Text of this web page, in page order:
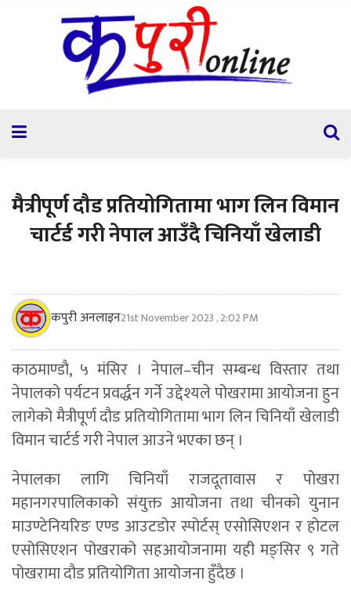
मैत्रीपूर्ण दौड प्रतियोगितामा भाग लिन विमान
चार्टर्ड गरी नेपाल आउँदै चिनियाँ खेलाडी
कपुरी अनलाइन21st November 2023 , 2:02 PM
काठमाण्डाै, ५ मंसिर । नेपाल–चीन सम्बन्ध विस्तार तथा
नेपालको पर्यटन प्रवर्द्धन गर्ने उद्देश्यले पोखरामा आयोजना हुन
लागेको मैत्रीपूर्ण दौड प्रतियोगितामा भाग लिन चिनियाँ खेलाडी
विमान चार्टर्ड गरी नेपाल आउने भएका छन् ।
नेपालका लागि चिनियाँ राजदूतावास र पोखरा
महानगरपालिकाको संयुक्त आयोजना तथा चीनको युनान
माउण्टेनियरिङ एण्ड आउटडोर स्पोर्टस् एसोसिएशन र होटल
एसोसिएशन पोखराको सहआयोजनामा यही मङ्सिर ९ गते
पोखरामा दौड प्रतियोगिता आयोजना हुँदैछ ।